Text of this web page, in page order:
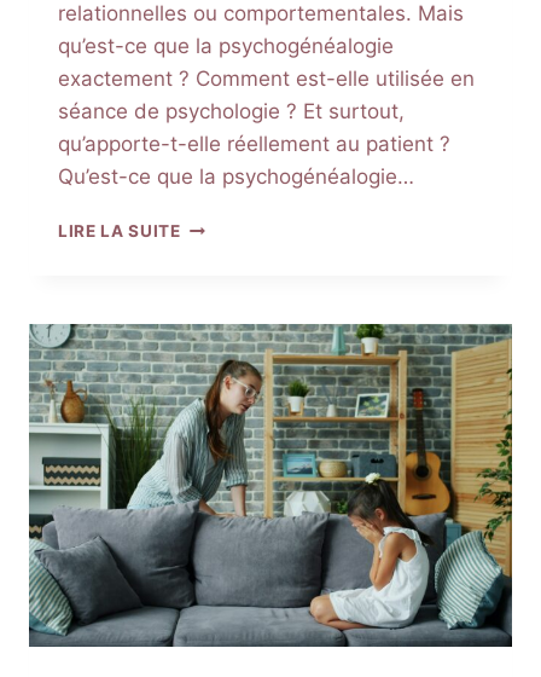
relationnelles ou comportementales. Mais
qu’est-ce que la psychogénéalogie
exactement ? Comment est-elle utilisée en
séance de psychologie ? Et surtout,
qu’apporte-t-elle réellement au patient ?
Qu’est-ce que la psychogénéalogie…
LIRE LA SUITEPSYCHOGÉNÉALOGIE
HÉRITAGE
FAMILIAL
POUR
MIEUX
SE
LIBÉRER